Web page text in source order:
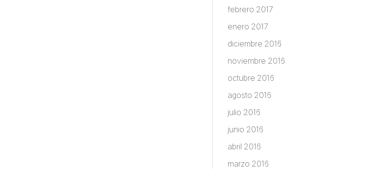
febrero 2017
enero 2017
diciembre 2016
noviembre 2016
octubre 2016
agosto 2016
julio 2016
junio 2016
abril 2016
marzo 2016